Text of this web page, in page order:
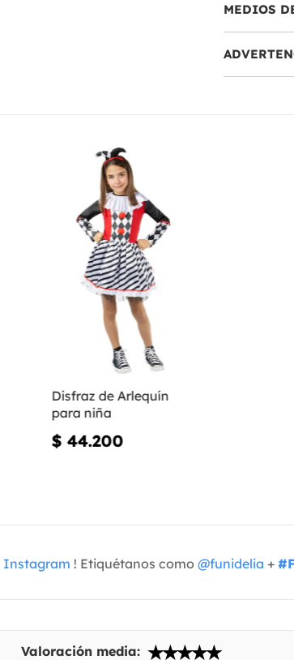
MEDIOS
Disfraz de Arlequín
para niña
$ 44.200
Instagram ! Etiquétanos como @funidelia +
Valoración media: